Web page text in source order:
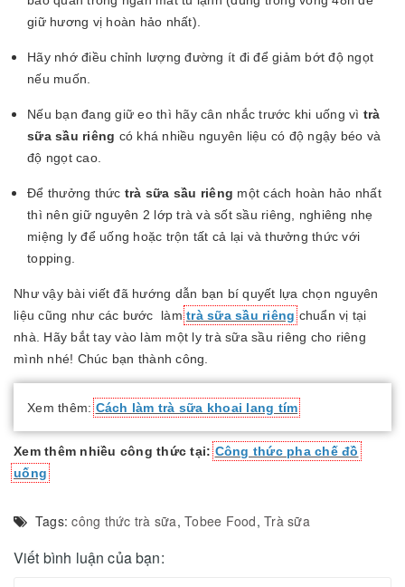
giữ hương vị hoàn hảo nhất).
Hãy nhớ điều chỉnh lượng đường ít đi để giảm bớt độ ngọt
nếu muốn.
Nếu bạn đang giữ eo thì hãy cân nhắc trước khi uống vì trà
sữa sầu riêng có khá nhiều nguyên liệu có độ ngậy béo và
độ ngọt cao.
Để thưởng thức trà sữa sầu riêng một cách hoàn hảo nhất
thì nên giữ nguyên 2 lớp trà và sốt sầu riêng, nghiêng nhẹ
miệng ly để uống hoặc trộn tất cả lại và thưởng thức với
topping.
Như vậy bài viết đã hướng dẫn bạn bí quyết lựa chọn nguyên
liệu cũng như các bước làmtrà sữa sầu riêngchuẩn vị tại
nhà. Hãy bắt tay vào làm một ly trà sữa sầu riêng cho riêng
mình nhé! Chúc bạn thành công.
Xem thêm:Cách làm trà sữa khoai lang tím
Xem thêm nhiều công thức tại:Công thức pha chế đồ
uống
Tags: công thức trà sữa, Tobee Food, Trà sữa
Viết bình luận của bạn: